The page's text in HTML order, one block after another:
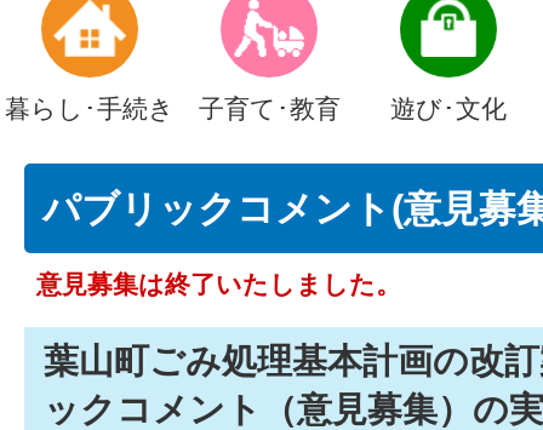
暮らし･手続き 子育て･教育 遊び･文化
パブリックコメント(意見募
意見募集は終了いたしました。
葉山町ごみ処理基本計画の改
ックコメント（意見募集）の